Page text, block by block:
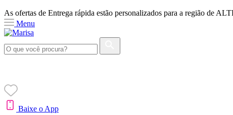
As ofertas de Entrega rápida estão personalizados para a região de
Menu
Baixe o App